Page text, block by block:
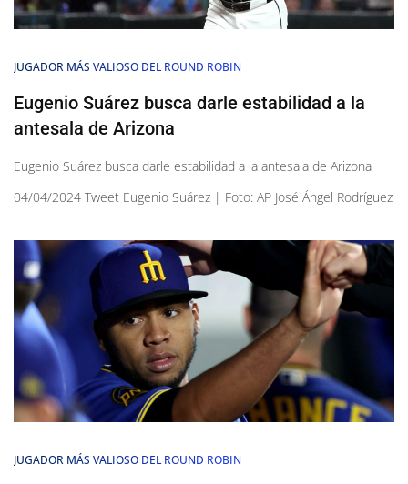
JUGADOR MÁS VALIOSO DEL ROUND ROBIN
Eugenio Suárez busca darle estabilidad a la
antesala de Arizona
Eugenio Suárez busca darle estabilidad a la antesala de Arizona
04/04/2024 Tweet Eugenio Suárez | Foto: AP José Ángel Rodríguez
JUGADOR MÁS VALIOSO DEL ROUND ROBIN